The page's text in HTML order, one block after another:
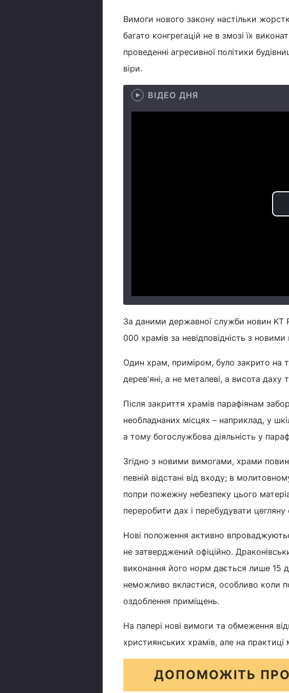
Вимоги нового закону настільки
багато конгрегацій не в змозі їх
проведенні агресивної політики
віри.
ВІДЕО ДНЯ
За даними державної служби новин KT
000 храмів за невідповідність з
Один храм, приміром, було закрито на
дерев'яні, а не металеві, а висота
Після закриття храмів парафіянам
необладнаних місцях – наприклад, у
а тому богослужбова діяльність у
Згідно з новими вимогами, храми
певній відстані від входу; в
попри пожежну небезпеку цього
переробити дах і перебудувати цегляну
Нові положення активно
не затверджений офіційно.
виконання його норм дається лише 15
неможливо вкластися, особливо коли
оздоблення приміщень.
На папері нові вимоги та обмеження
християнських храмів, але на
ДОПОМОЖІТЬ